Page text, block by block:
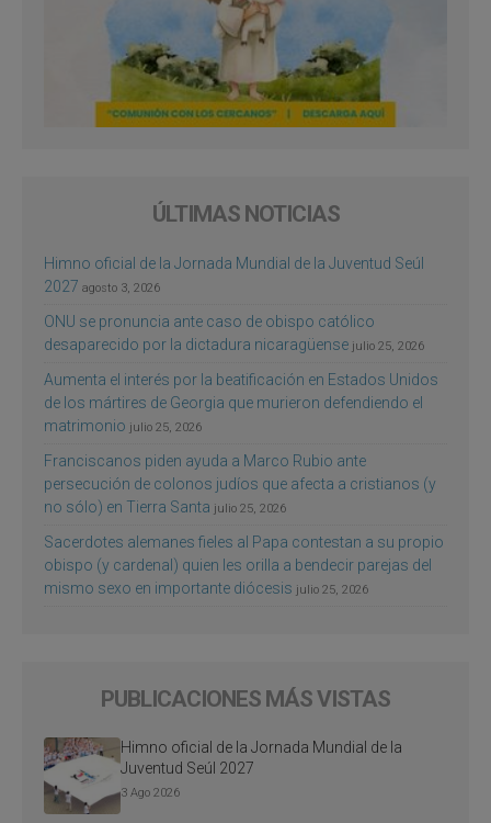
ÚLTIMAS NOTICIAS
Himno oficial de la Jornada Mundial de la Juventud Seúl
2027 agosto 3, 2026
ONU se pronuncia ante caso de obispo católico
desaparecido por la dictadura nicaragüense julio 25, 2026
Aumenta el interés por la beatificación en Estados Unidos
de los mártires de Georgia que murieron defendiendo el
matrimonio julio 25, 2026
Franciscanos piden ayuda a Marco Rubio ante
persecución de colonos judíos que afecta a cristianos (y
no sólo) en Tierra Santa julio 25, 2026
Sacerdotes alemanes fieles al Papa contestan a su propio
obispo (y cardenal) quien les orilla a bendecir parejas del
mismo sexo en importante diócesis julio 25, 2026
PUBLICACIONES MÁS VISTAS
Himno oficial de la Jornada Mundial de la
Juventud Seúl 2027
3 Ago 2026